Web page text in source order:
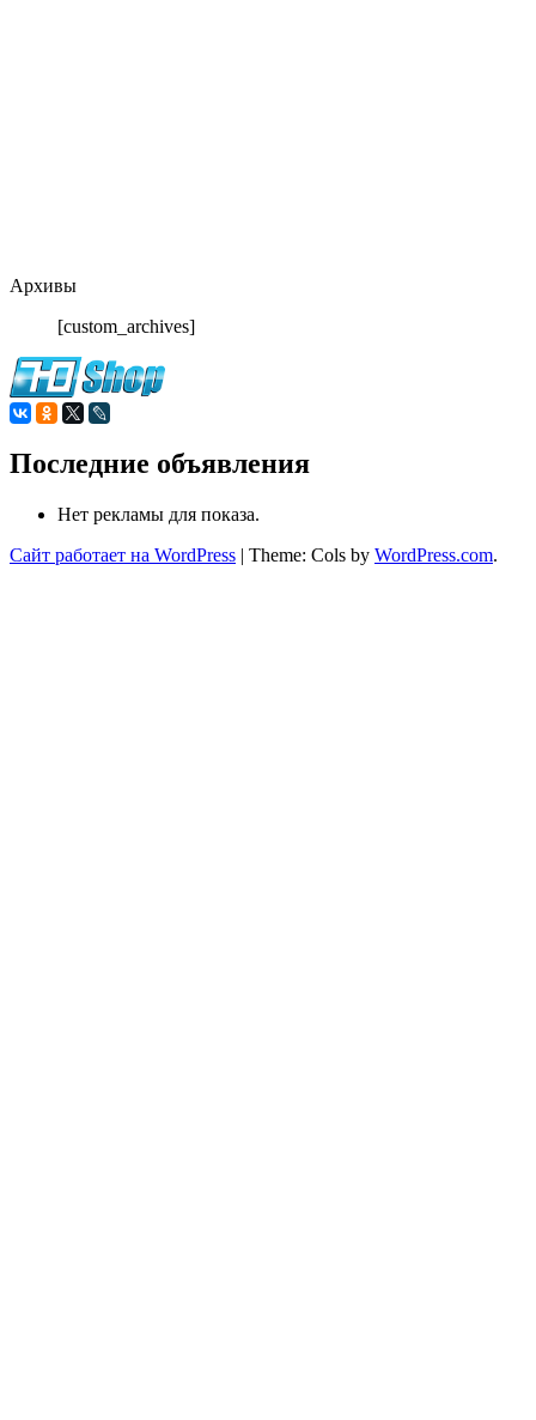
Архивы
[custom_archives]
Последние объявления
Нет рекламы для показа.
Сайт работает на WordPress | Theme: Cols by WordPress.com.